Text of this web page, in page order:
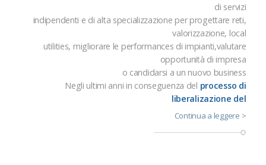
di servizi
indipendenti e di alta specializzazione per progettare reti,
valorizzazione, local
utilities, migliorare le performances di impianti,valutare
opportunità di impresa
o candidarsi a un nuovo business
Negli ultimi anni in conseguenza del processo di
liberalizazione del
Continua a leggere >